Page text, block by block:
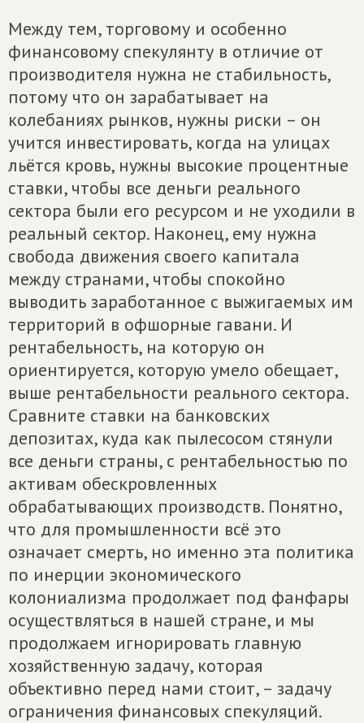
Между тем, торговому и особенно
финансовому спекулянту в отличие от
производителя нужна не стабильность,
потому что он зарабатывает на
колебаниях рынков, нужны риски – он
учится инвестировать, когда на улицах
льётся кровь, нужны высокие процентные
ставки, чтобы все деньги реального
сектора были его ресурсом и не уходили в
реальный сектор. Наконец, ему нужна
свобода движения своего капитала
между странами, чтобы спокойно
выводить заработанное с выжигаемых им
территорий в офшорные гавани. И
рентабельность, на которую он
ориентируется, которую умело обещает,
выше рентабельности реального сектора.
Сравните ставки на банковских
депозитах, куда как пылесосом стянули
все деньги страны, с рентабельностью по
активам обескровленных
обрабатывающих производств. Понятно,
что для промышленности всё это
означает смерть, но именно эта политика
по инерции экономического
колониализма продолжает под фанфары
осуществляться в нашей стране, и мы
продолжаем игнорировать главную
хозяйственную задачу, которая
объективно перед нами стоит, – задачу
ограничения финансовых спекуляций.